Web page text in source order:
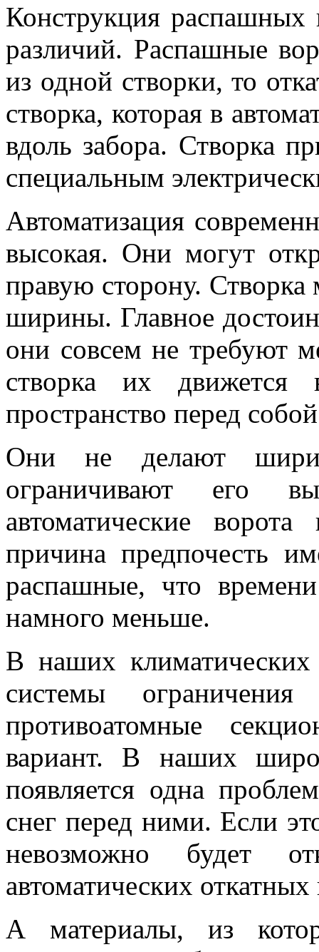
Конструкция распашных
различий. Распашные
из одной створки, то
створка, которая в
вдоль забора. Створка
специальным
Автоматизация
высокая. Они могут
правую сторону.
ширины. Главное
они совсем не требуют
створка их
пространство перед
Они не делают
ограничивают его
автоматические
причина предпочесть
распашные, что
намного меньше.
В наших климатических
системы
противоатомные
вариант. В наших
появляется одна
снег перед ними. Если
невозможно будет
автоматических
А материалы, из